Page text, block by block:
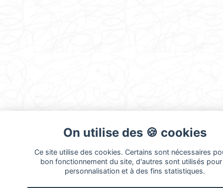
On utilise des 🍪 cookies
Ce site utilise des cookies. Certains sont nécessaires
bon fonctionnement du site, d'autres sont utilisés pour
personnalisation et à des fins statistiques.